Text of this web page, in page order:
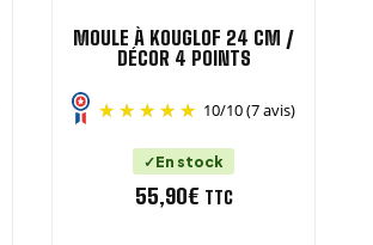
MOULE À KOUGLOF 24 CM /
DÉCOR 4 POINTS
10/10(7 avis)
En stock
55,90€ TTC